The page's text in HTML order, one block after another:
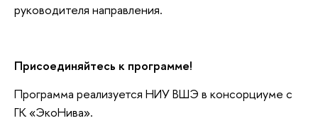
руководителя направления.
Присоединяйтесь к программе!
Программа реализуется НИУ ВШЭ в консорциуме с
ГК «ЭкоНива».